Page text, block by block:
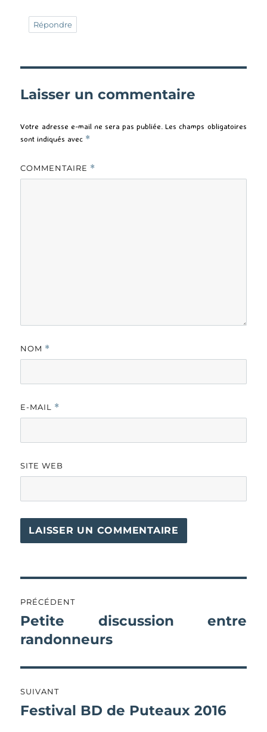
Répondre
Laisser un commentaire
Votre adresse e-mail ne sera pas publiée. Les champs obligatoires
sont indiqués avec *
COMMENTAIRE *
NOM *
E-MAIL *
SITE WEB
de
l’article
PRÉCÉDENT
Publication
précédente :
Petite discussion entre
randonneurs
SUIVANT
Publication
Festival BD de Puteaux 2016